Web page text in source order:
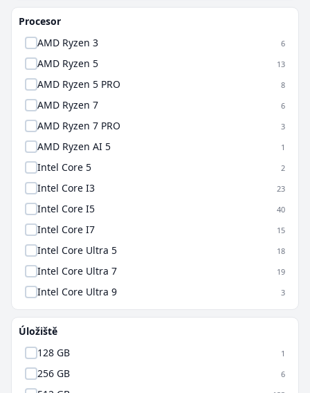
Procesor
AMD Ryzen 3
6
AMD Ryzen 5 13
AMD Ryzen 5 PRO 8
AMD Ryzen 7 6
AMD Ryzen 7 PRO 3
AMD Ryzen AI 5 1
Intel Core 5 2
Intel Core I3 23
Intel Core I5 40
Intel Core I7 15
Intel Core Ultra 5 18
Intel Core Ultra 7 19
Intel Core Ultra 9 3
Úložiště
128 GB
1
256 GB 6